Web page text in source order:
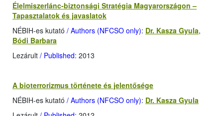
Élelmiszerlánc-biztonsági Stratégia Magyarországon –
Tapasztalatok és javaslatok
NÉBIH-es kutató / Authors (NFCSO only): Dr. Kasza Gyula,
Bódi Barbara
Lezárult / Published: 2013
A bioterrorizmus története és jelentősége
NÉBIH-es kutató / Authors (NFCSO only): Dr. Kasza Gyula